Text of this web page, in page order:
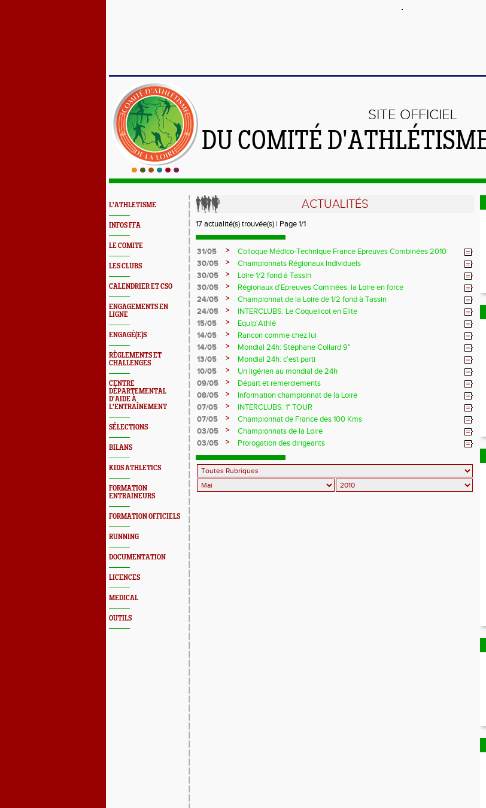
SITE OFFICIEL
DU COMITÉ
L'ATHLETISME
INFOS FFA
LE COMITE
LES CLUBS
CALENDRIER ET CSO
ENGAGEMENTS EN
LIGNE
ENGAGÉ(E)S
RÈGLEMENTS ET
CHALLENGES
CENTRE
DÉPARTEMENTAL
D'AIDE À
L'ENTRAÎNEMENT
SÉLECTIONS
BILANS
KIDS ATHLETICS
FORMATION
ENTRAINEURS
FORMATION OFFICIELS
RUNNING
DOCUMENTATION
LICENCES
MEDICAL
OUTILS
ACTUALITÉS
17 actualité(s) trouvée(s) | Page 1/1
31/05 >
Colloque Médico-Technique France Epreuves Combinées 2010
30/05
>
Championnats Régionaux Individuels
30/05
>
Loire 1/2 fond à Tassin
30/05
>
Régionaux d'Epreuves Cominées: la Loire en force
24/05
>
Championnat de la Loire de 1/2 fond à Tassin
24/05
>
INTERCLUBS: Le Coquelicot en Elite
15/05
>
Equip'Athlé
14/05
>
Rancon comme chez lui
14/05
>
Mondial 24h: Stéphane Collard 9°
13/05
>
Mondial 24h: c'est parti
10/05
>
Un ligérien au mondial de 24h
09/05
>
Départ et remerciements
08/05
>
Information championnat de la Loire
07/05
>
INTERCLUBS: 1° TOUR
07/05
>
Championnat de France des 100 Kms
03/05
>
Championnats de la Loire
03/05
> Prorogation des dirigeants